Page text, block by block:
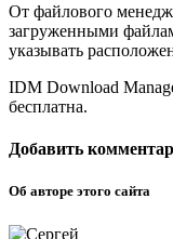
От файлового
загруженными
указывать
IDM Download
бесплатна.
Добавить
Об авторе этого сайта